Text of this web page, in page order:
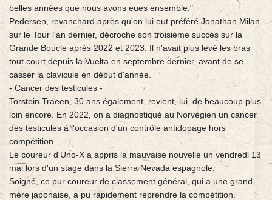
belles années que nous avons eues ensemble."
Pedersen, revanchard après qu'on lui eut préféré Jonathan Milan
sur le Tour l'an dernier, décroche son troisième succès sur la
Grande Boucle après 2022 et 2023. Il n'avait plus levé les bras
tout court depuis la Vuelta en septembre dernier, avant de se
casser la clavicule en début d'année.
- Cancer des testicules -
Torstein Traeen, 30 ans également, revient, lui, de beaucoup plus
loin encore. En 2022, on a diagnostiqué au Norvégien un cancer
des testicules à l'occasion d'un contrôle antidopage hors
compétition.
Le coureur d'Uno-X a appris la mauvaise nouvelle un vendredi 13
mai lors d'un stage dans la Sierra Nevada espagnole.
Soigné, ce pur coureur de classement général, qui a une grand-
mère japonaise, a pu rapidement reprendre la compétition.